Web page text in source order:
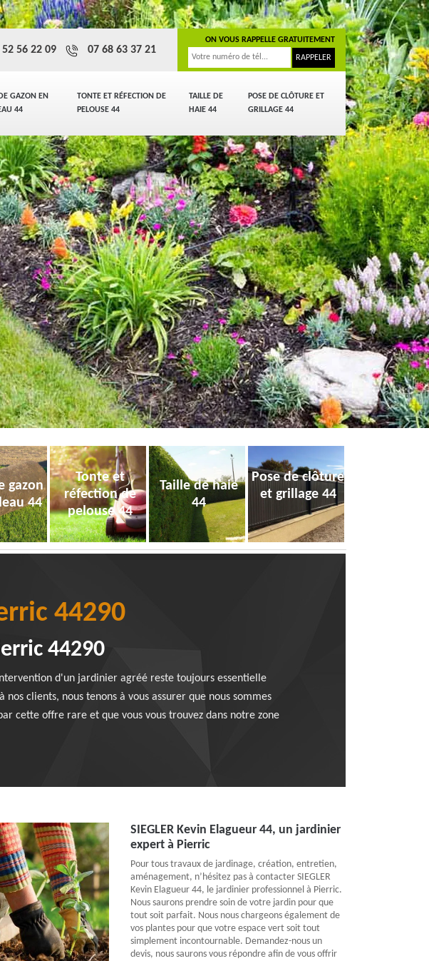
GAZON EN
44
TONTE ET RÉFECTION DE
PELOUSE 44
TAILLE DE
HAIE 44
POSE DE CLÔTURE ET
GRILLAGE 44
52 56 22 09 07 68 63 37 21
ON VOUS RAPPELLE GRATUITEMENT
gazon
44
Tonte et
réfection de
pelouse 44
Taille de haie
44
Pose de clôture
et grillage 44
44290
44290
d'un jardinier agréé reste toujours essentielle
clients, nous tenons à vous assurer que nous sommes
cette offre rare et que vous vous trouvez dans notre zone
SIEGLER Kevin Elagueur 44, un jardinier
expert à Pierric
Pour tous travaux de jardinage, création, entretien,
aménagement, n’hésitez pas à contacter SIEGLER
Kevin Elagueur 44, le jardinier professionnel à Pierric.
Nous saurons prendre soin de votre jardin pour que
tout soit parfait. Nous nous chargeons également de
vos plantes pour que votre espace vert soit tout
simplement incontournable. Demandez-nous un
devis, nous saurons vous répondre afin de vous offrir